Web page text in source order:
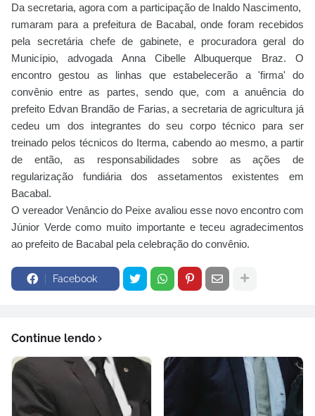
Da secretaria, agora com a participação de Inaldo Nascimento,
rumaram para a prefeitura de Bacabal, onde foram recebidos
pela secretária chefe de gabinete, e procuradora geral do
Município, advogada Anna Cibelle Albuquerque Braz. O
encontro gestou as linhas que estabelecerão a 'firma' do
convênio entre as partes, sendo que, com a anuência do
prefeito Edvan Brandão de Farias, a secretaria de agricultura já
cedeu um dos integrantes do seu corpo técnico para ser
treinado pelos técnicos do Iterma, cabendo ao mesmo, a partir
de então, as responsabilidades sobre as ações de
regularização fundiária dos assetamentos existentes em
Bacabal.
O vereador Venâncio do Peixe avaliou esse novo encontro com
Júnior Verde como muito importante e teceu agradecimentos
ao prefeito de Bacabal pela celebração do convênio.
Facebook
Continue lendo